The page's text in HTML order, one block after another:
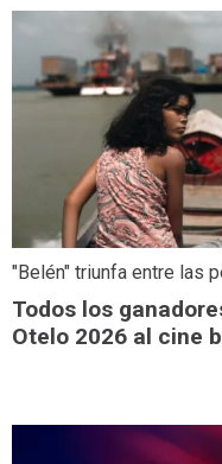
"Belén" triunfa entre las
Todos los
Otelo 2026 al cine